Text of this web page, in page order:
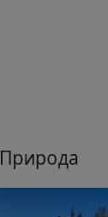
Природа